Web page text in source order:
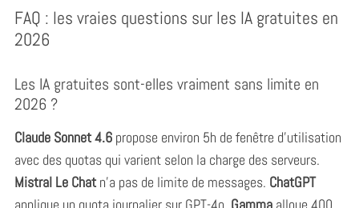
FAQ : les vraies questions sur les IA gratuites en
2026
Les IA gratuites sont-elles vraiment sans limite en
2026 ?
Claude Sonnet 4.6propose environ 5h de fenêtre d’utilisation
avec des quotas qui varient selon la charge des serveurs.
Mistral Le Chatn’a pas de limite de messages. ChatGPT
applique un quota journalier sur GPT-4o. Gammaalloue 400